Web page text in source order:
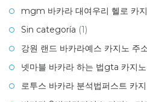
mgm 바카라 대여우리 헬로 카
Sin categoría (1)
강원 랜드 바카라예스 카지노 주
넷마블 바카라 하는 법gta 카지
로투스 바카라 분석법퍼스트 카